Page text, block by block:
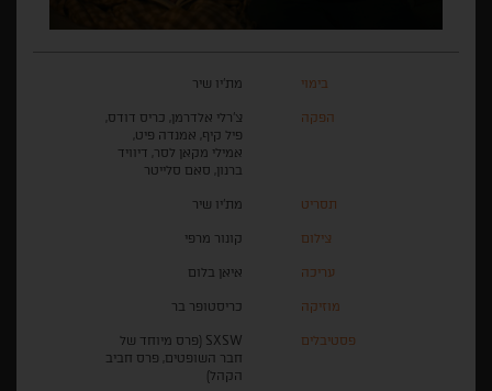
בימוי מת'יו שיר
הפקה
צ'רלי אלדרמן, כריס דודס,
פיל קיף, אמנדה פיט,
אמילי מקאן לסר, דיוויד
ברנון, סאם סלייטר
תסריט מת'יו שיר
צילום קונור מרפי
עריכה איאן בלום
מוזיקה כריסטופר בר
פסטיבלים
SXSW (פרס מיוחד של
חבר השופטים, פרס חביב
הקהל)